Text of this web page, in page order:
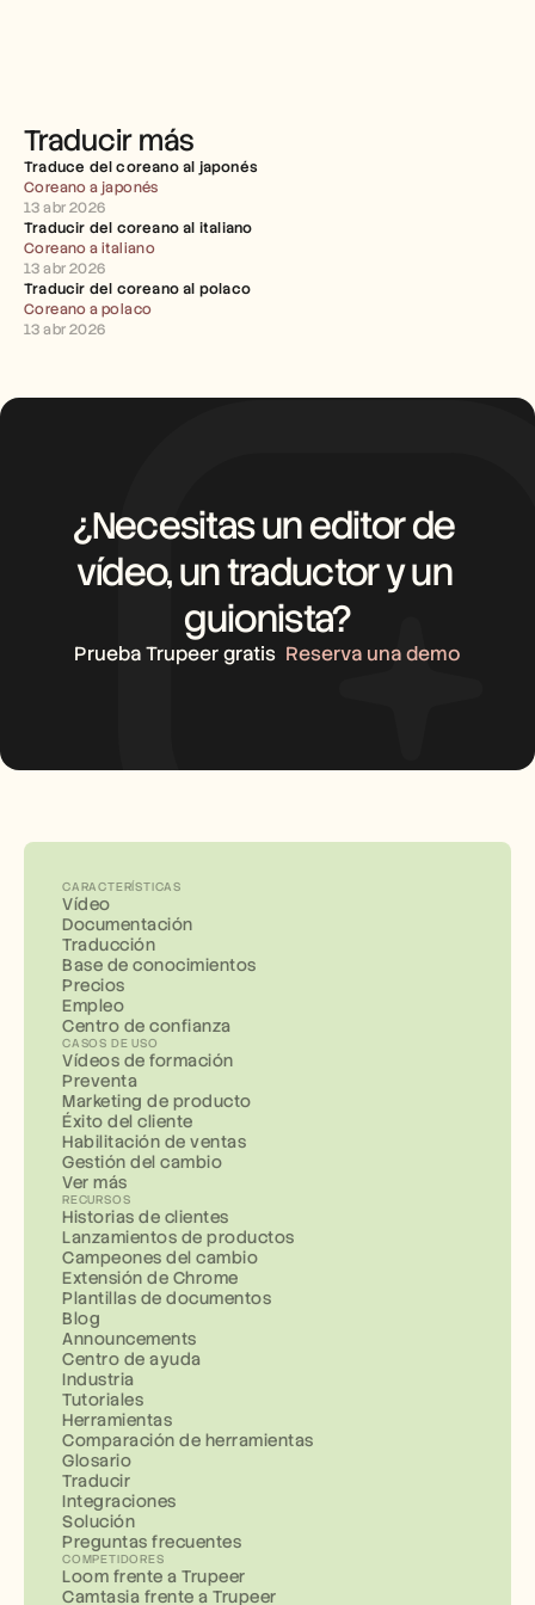
Traducir más
Traduce del coreano al japonés
Coreano a japonés
13 abr 2026
Traducir del coreano al italiano
Coreano a italiano
13 abr 2026
Traducir del coreano al polaco
Coreano a polaco
13 abr 2026
¿Necesitas un editor de
vídeo, un traductor y un
guionista?
Prueba Trupeer gratis Reserva una demo
CARACTERÍSTICAS
Vídeo
Documentación
Traducción
Base de conocimientos
Precios
Empleo
Centro de confianza
CASOS DE USO
Vídeos de formación
Preventa
Marketing de producto
Éxito del cliente
Habilitación de ventas
Gestión del cambio
Ver más
RECURSOS
Historias de clientes
Lanzamientos de productos
Campeones del cambio
Extensión de Chrome
Plantillas de documentos
Blog
Announcements
Centro de ayuda
Industria
Tutoriales
Herramientas
Comparación de herramientas
Glosario
Traducir
Integraciones
Solución
Preguntas frecuentes
COMPETIDORES
Loom frente a Trupeer
Camtasia frente a Trupeer